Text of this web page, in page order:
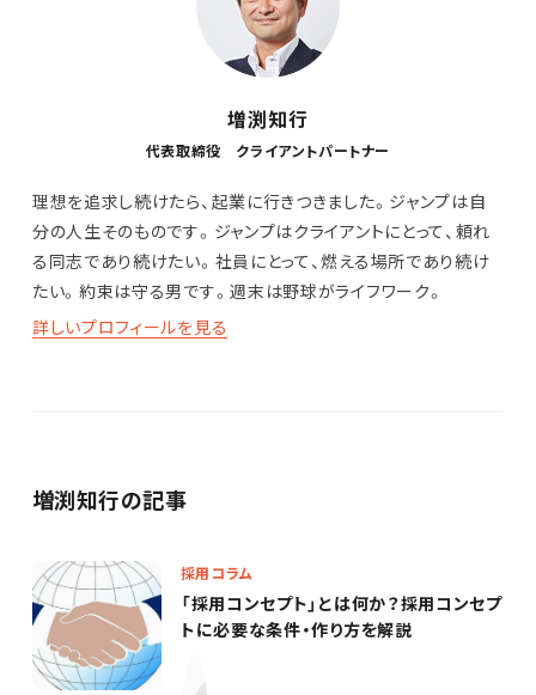
増渕知行
代表取締役 クライアントパートナー
理想を追求し続けたら、起業に行きつきました。ジャンプは自
分の人生そのものです。ジャンプはクライアントにとって、頼れ
る同志であり続けたい。社員にとって、燃える場所であり続け
たい。約束は守る男です。週末は野球がライフワーク。
詳しいプロフィールを見る
増渕知行の記事
採用コラム
「採用コンセプト」とは何か？採用コンセプ
トに必要な条件・作り方を解説